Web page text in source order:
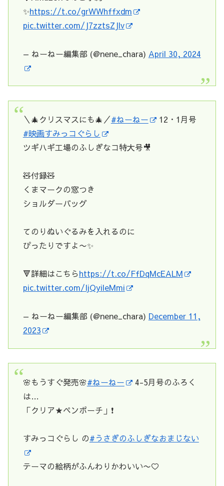
✨https://t.co/grWWhffxdm
pic.twitter.com/J7zztsZJlv
— ねーねー編集部 (@nene_chara) April 30, 2024
＼🎄クリスマスにも🎄／#ねーねー
12・1月号
#映画すみっコぐらし
ツギハギ工場のふしぎなコ特大号🎥
🧸付録🧸
くまマークの窓つき
ショルダーバッグ
てのりぬいぐるみを入れるのに
ぴったりですよ〜✨
🔻詳細はこちらhttps://t.co/FfDqMcEALM
pic.twitter.com/IjQyileMmi
— ねーねー編集部 (@nene_chara) December 11,
2023
🌸もうすぐ発売🌸#ねーねー
4-5月号のふろく
は…
「クリア★ペンポーチ」❗️
すみっコぐらし の#うさぎのふしぎなおまじない
テーマの絵柄がふんわりかわいい〜♡